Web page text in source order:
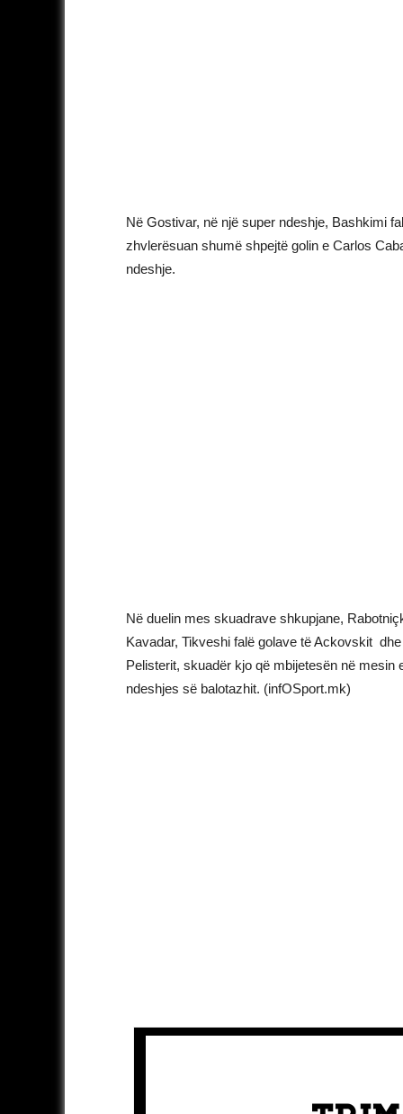
Në Gostivar, në një super ndeshje, Bashkimi
zhvlerësuan shumë shpejtë golin e Carlos
ndeshje.
Në duelin mes skuadrave shkupjane,
Kavadar, Tikveshi falë golave të Ackovskit
Pelisterit, skuadër kjo që mbijetesën në
ndeshjes së balotazhit. (infOSport.mk)